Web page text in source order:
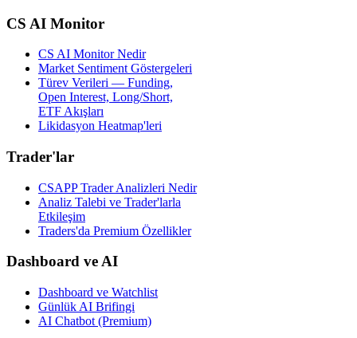
CS AI Monitor
CS AI Monitor Nedir
Market Sentiment Göstergeleri
Türev Verileri — Funding,
Open Interest, Long/Short,
ETF Akışları
Likidasyon Heatmap'leri
Trader'lar
CSAPP Trader Analizleri Nedir
Analiz Talebi ve Trader'larla
Etkileşim
Traders'da Premium Özellikler
Dashboard ve AI
Dashboard ve Watchlist
Günlük AI Brifingi
AI Chatbot (Premium)